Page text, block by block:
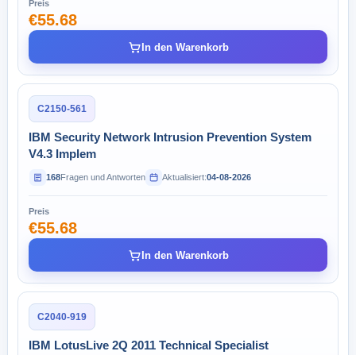
Preis
€55.68
In den Warenkorb
C2150-561
IBM Security Network Intrusion Prevention System
V4.3 Implem
168Fragen und Antworten Aktualisiert:04-08-2026
Preis
€55.68
In den Warenkorb
C2040-919
IBM LotusLive 2Q 2011 Technical Specialist